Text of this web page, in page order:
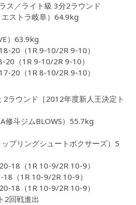
ス／ライト級 3分2ラウンド
ストラ岐阜）64.9kg
）63.9kg
20（1R 9-10/2R 9-10）
（1R 9-10/2R 9-10）
1R 8-10/2R 9-10）
2ラウンド［2012年度新人王決定ト
修斗ジムBLOWS）55.7kg
プリングシュートボクサーズ）5
18（1R 10-9/2R 10-9）
（1R 10-9/2R 10-9）
1R 10-9/2R 10-9）
回戦進出